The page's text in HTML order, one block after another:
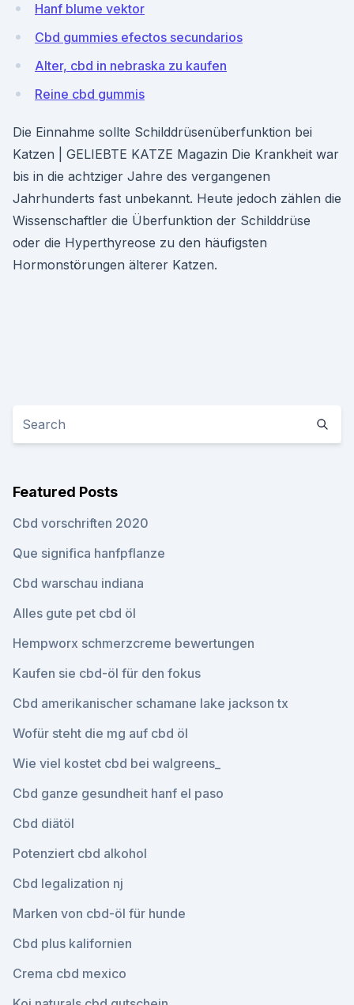
Hanf blume vektor
Cbd gummies efectos secundarios
Alter, cbd in nebraska zu kaufen
Reine cbd gummis
Die Einnahme sollte Schilddrüsenüberfunktion bei
Katzen | GELIEBTE KATZE Magazin Die Krankheit war
bis in die achtziger Jahre des vergangenen
Jahrhunderts fast unbekannt. Heute jedoch zählen die
Wissenschaftler die Überfunktion der Schilddrüse
oder die Hyperthyreose zu den häufigsten
Hormonstörungen älterer Katzen.
Featured Posts
Cbd vorschriften 2020
Que significa hanfpflanze
Cbd warschau indiana
Alles gute pet cbd öl
Hempworx schmerzcreme bewertungen
Kaufen sie cbd-öl für den fokus
Cbd amerikanischer schamane lake jackson tx
Wofür steht die mg auf cbd öl
Wie viel kostet cbd bei walgreens_
Cbd ganze gesundheit hanf el paso
Cbd diätöl
Potenziert cbd alkohol
Cbd legalization nj
Marken von cbd-öl für hunde
Cbd plus kalifornien
Crema cbd mexico